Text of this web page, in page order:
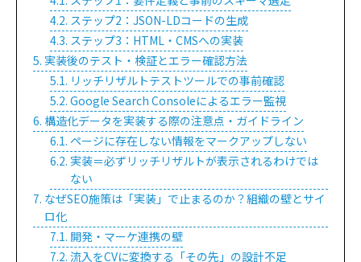
ステップ2：JSON-LDコードの生成
ステップ3：HTML・CMSへの実装
実装後のテスト・検証とエラー確認方法
リッチリザルトテストツールでの事前確認
Google Search Consoleによるエラー監視
構造化データを実装する際の注意点・ガイドライン
ページに存在しない情報をマークアップしない
実装＝必ずリッチリザルトが表示されるわけでは
ない
なぜSEO施策は「実装」で止まるのか？組織の壁とサイ
ロ化
開発・マーケ連携の壁
流入をCVに変換する「その先」の設計不足